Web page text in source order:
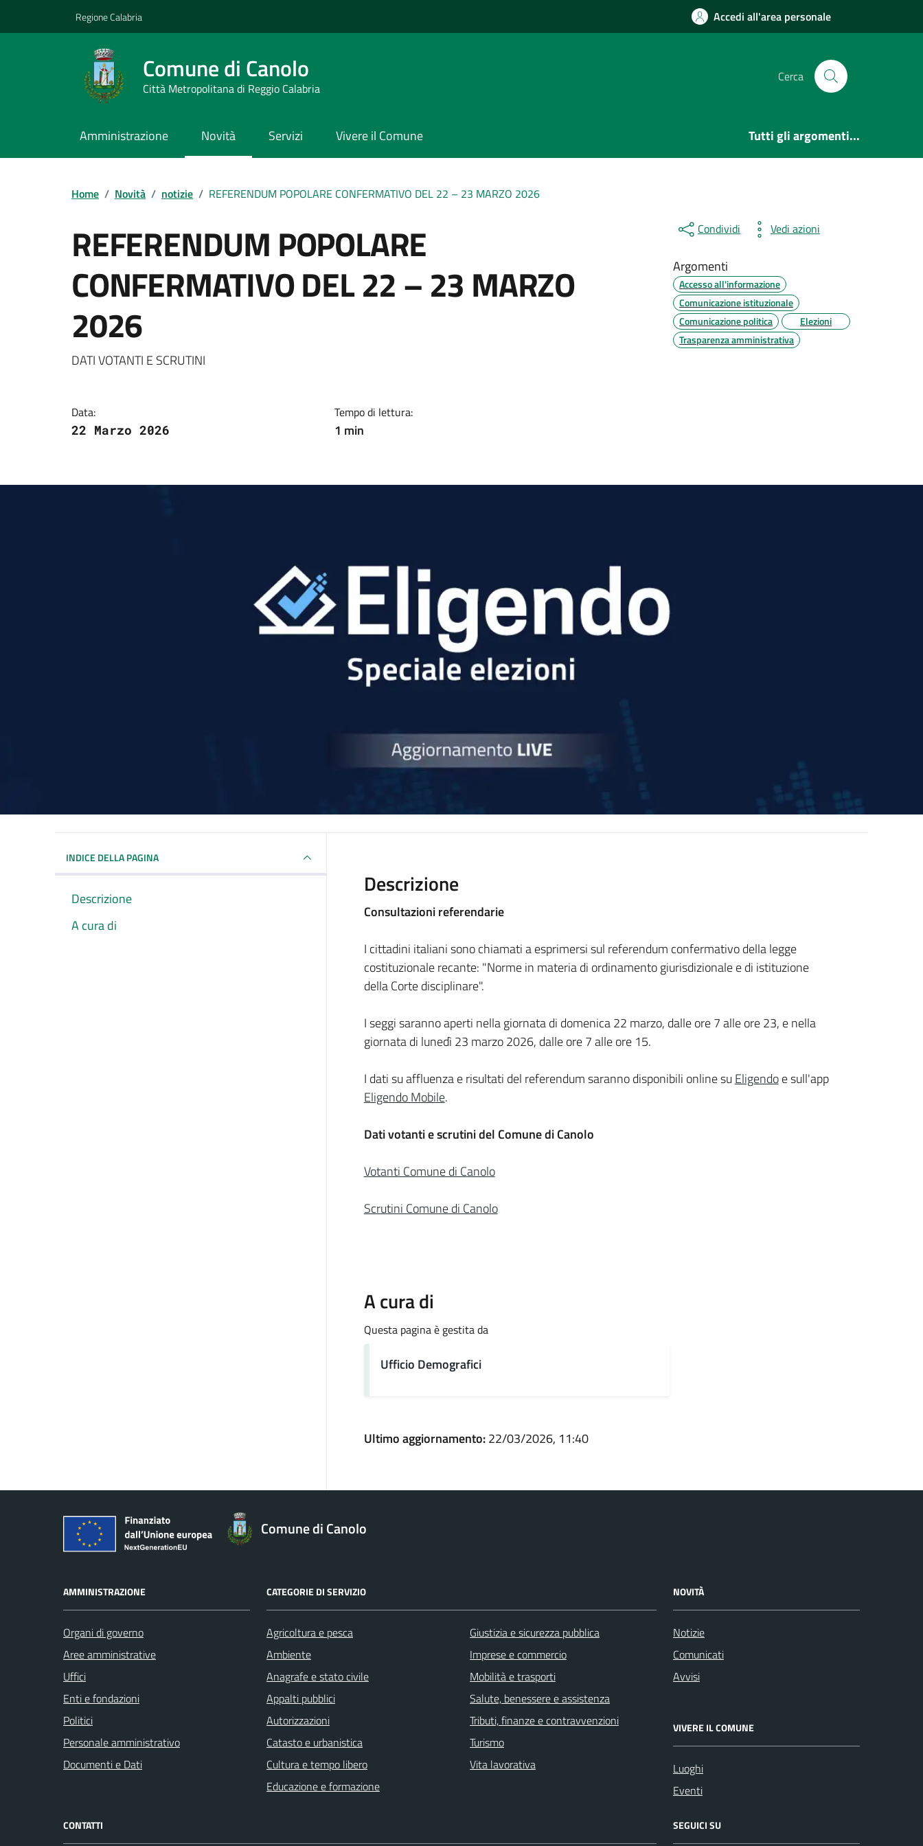
Regione Calabria Accedi all'area personale
Comune di Canolo
Città Metropolitana di Reggio Calabria
Cerca
Amministrazione Novità Servizi Vivere il Comune Tutti gli argomenti...
Home / Novità / notizie / REFERENDUM POPOLARE CONFERMATIVO DEL 22 – 23 MARZO 2026
REFERENDUM POPOLARE
CONFERMATIVO DEL 22 – 23 MARZO
2026
Dettagli della notizia
DATI VOTANTI E SCRUTINI
Data:
22 Marzo 2026
Tempo di lettura:
1 min
Condividi Vedi azioni
Argomenti
Accesso all'informazione
Comunicazione istituzionale
Comunicazione politica
Elezioni
Trasparenza amministrativa
INDICE DELLA PAGINA
Descrizione
A cura di
Descrizione
Consultazioni referendarie
I cittadini italiani sono chiamati a esprimersi sul referendum confermativo della legge
costituzionale recante: "Norme in materia di ordinamento giurisdizionale e di istituzione
della Corte disciplinare".
I seggi saranno aperti nella giornata di domenica 22 marzo, dalle ore 7 alle ore 23, e nella
giornata di lunedì 23 marzo 2026, dalle ore 7 alle ore 15.
I dati su affluenza e risultati del referendum saranno disponibili online su Eligendoe sull'app
Eligendo Mobile.
Dati votanti e scrutini del Comune di Canolo
Votanti Comune di Canolo
Scrutini Comune di Canolo
A cura di
Questa pagina è gestita da
Ufficio Demografici
Ultimo aggiornamento:22/03/2026, 11:40
Comune di Canolo
AMMINISTRAZIONE
Organi di governo
Aree amministrative
Uffici
Enti e fondazioni
Politici
Personale amministrativo
Documenti e Dati
CATEGORIE DI SERVIZIO
Agricoltura e pesca
Ambiente
Anagrafe e stato civile
Appalti pubblici
Autorizzazioni
Catasto e urbanistica
Cultura e tempo libero
Educazione e formazione
Giustizia e sicurezza pubblica
Imprese e commercio
Mobilità e trasporti
Salute, benessere e assistenza
Tributi, finanze e contravvenzioni
Turismo
Vita lavorativa
NOVITÀ
Notizie
Comunicati
Avvisi
VIVERE IL COMUNE
Luoghi
Eventi
CONTATTI SEGUICI SU